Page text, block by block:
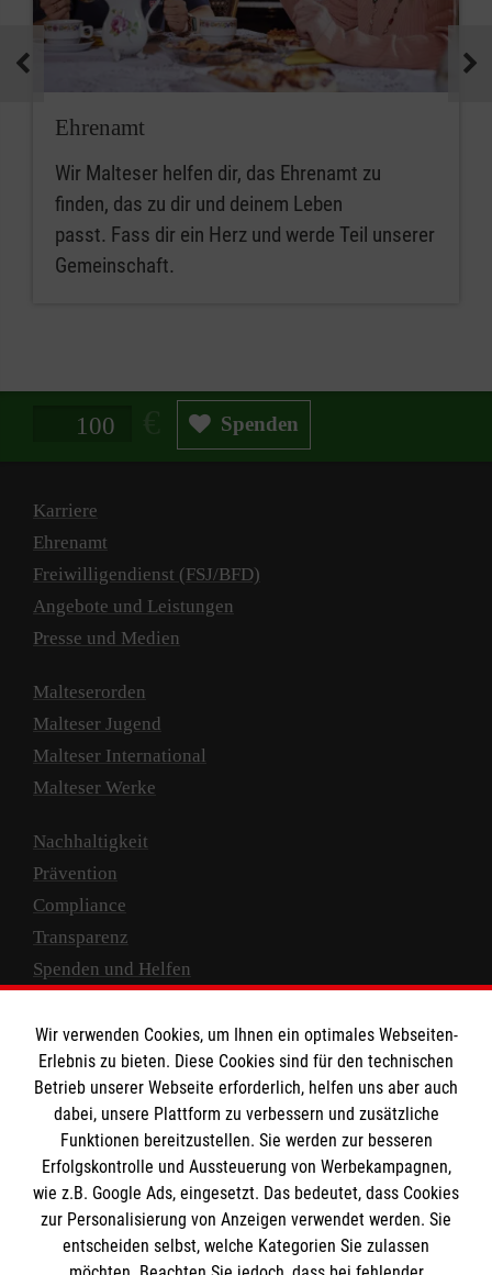
Ehrenamt
Wir Malteser helfen dir, das Ehrenamt zu
finden, das zu dir und deinem Leben
passt. Fass dir ein Herz und werde Teil unserer
Gemeinschaft.
Spendenbetrag in Euro Spenden
Karriere
Ehrenamt
Freiwilligendienst (FSJ/BFD)
Angebote und Leistungen
Presse und Medien
Malteserorden
Malteser Jugend
Malteser International
Malteser Werke
Nachhaltigkeit
Prävention
Compliance
Transparenz
Spenden und Helfen
Empfänger: Malteser Hilfsdienst e.V.
IBAN: DE10 3706 0120 1201 2000 12
BIC: GENODED 1PA7
Wir verwenden Cookies, um Ihnen ein optimales Webseiten-
Erlebnis zu bieten. Diese Cookies sind für den technischen
Betrieb unserer Webseite erforderlich, helfen uns aber auch
dabei, unsere Plattform zu verbessern und zusätzliche
Funktionen bereitzustellen. Sie werden zur besseren
Erfolgskontrolle und Aussteuerung von Werbekampagnen,
wie z.B. Google Ads, eingesetzt. Das bedeutet, dass Cookies
zur Personalisierung von Anzeigen verwendet werden. Sie
entscheiden selbst, welche Kategorien Sie zulassen